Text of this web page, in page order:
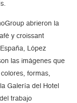
abrieron la
y croissant
López
las imágenes que
formas,
Galería del Hotel
trabajo